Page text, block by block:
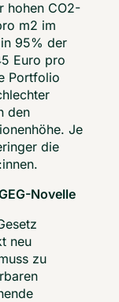
hohen CO2-
m2 im
95% der
Euro pro
Portfolio
den
Je
die
Novelle
neu
zu